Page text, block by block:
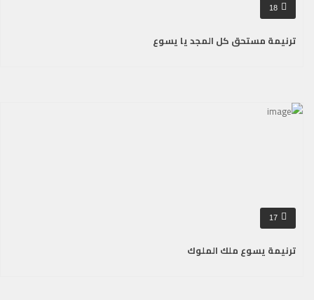
18
ترنيمة مستحق كل المجد يا يسوع
17
ترنيمة يسوع ملك الملوك